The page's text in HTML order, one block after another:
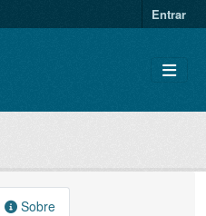
Entrar
Sobre